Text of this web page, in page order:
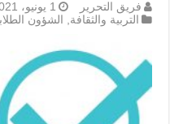
فريق التحرير
1 يونيو، 2021
التربية والثقافة, الشؤون